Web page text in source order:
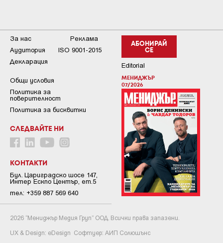
АБОНИРАЙ
СЕ
Editorial
МЕНИДЖЪР
07/2026
За нас
Реклама
Аудитория
ISO 9001-2015
Декларация
Общи условия
Пoлитикa зa
пoвepитeлнocт
Политика за бисквитки
СЛЕДВАЙТЕ НИ
КОНТАКТИ
Бул. Цариградско шосе 147,
Интер Ескпо Център, ет.5
тел: +359 887 569 640
2026 “Мениджър Медия Груп” ООД. Всички права запазени.
UX & Design: eDesign Софтуер: АИП Солюшънс